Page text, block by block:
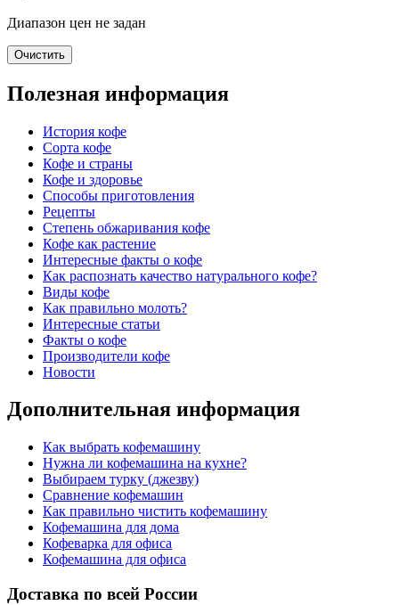
Диапазон цен не задан
Очистить
Полезная информация
История кофе
Сорта кофе
Кофе и страны
Кофе и здоровье
Способы приготовления
Рецепты
Степень обжаривания кофе
Кофе как растение
Интересные факты о кофе
Как распознать качество натурального кофе?
Виды кофе
Как правильно молоть?
Интересные статьи
Факты о кофе
Производители кофе
Новости
Дополнительная информация
Как выбрать кофемашину
Нужна ли кофемашина на кухне?
Выбираем турку (джезву)
Сравнение кофемашин
Как правильно чистить кофемашину
Кофемашина для дома
Кофеварка для офиса
Кофемашина для офиса
Доставка по всей России